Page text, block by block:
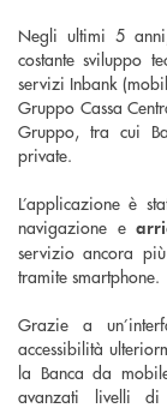
Negli ultimi 5
costante sviluppo
servizi Inbank
Gruppo Cassa
Gruppo, tra cui
private.
L’applicazione è
navigazione e
servizio ancora
tramite smartphone.
Grazie a
accessibilità
la Banca da
avanzati livelli di